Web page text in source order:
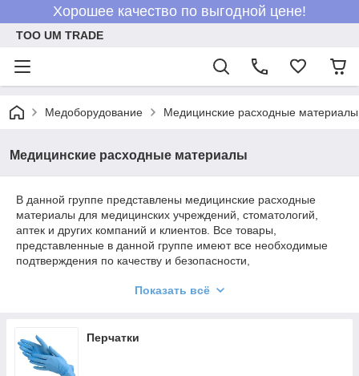
Хорошее качество по выгодной цене!
ТОО UM TRADE
Медоборудование Медицинские расходные материалы
Медицинские расходные материалы
В данной группе представлены медицинские расходные
материалы для медицинских учреждений, стоматологий,
аптек и других компаний и клиентов. Все товары,
представленные в данной группе имеют все необходимые
подтверждения по качеству и безопасности,
данной группе вы сможете купить товар для терапевтических
диагностических, гинекологических и урологических
процедур.
Показать всё
Перчатки